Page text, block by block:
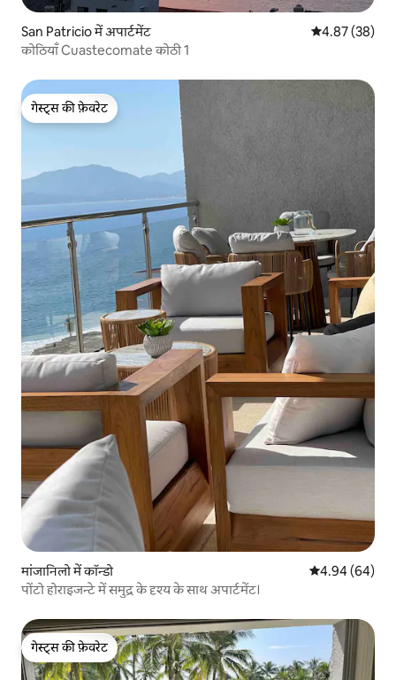
San Patricio में अपार्टमेंट औसत रेटिंग 5 में
4.87 (38)
कोठियाँ Cuastecomate कोठी 1
गेस्ट्स की फ़ेवरेट
गेस्ट्स की फ़ेवरेट
मांजानिलो में कॉन्डो औसत रेटिंग 5 में
4.94 (64)
पोंटो होराइजन्टे में समुद्र के दृश्य के साथ अपार्टमेंट।
गेस्ट्स की फ़ेवरेट
गेस्ट्स की फ़ेवरेट